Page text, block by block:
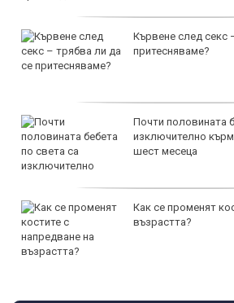
Кървене след секс
притесняваме?
Почти половината
изключително
шест месеца
Как се променят
възрастта?